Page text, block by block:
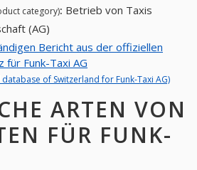
category): Betrieb von Taxis
(AG)
Bericht aus der offiziellen
für Funk-Taxi AG
of Switzerland for Funk-Taxi AG)
ARTEN VON
FÜR FUNK-